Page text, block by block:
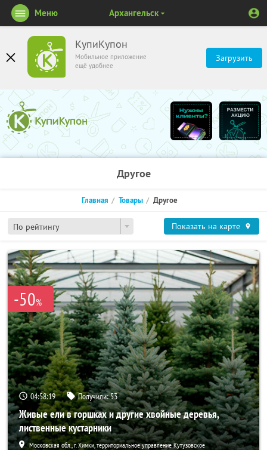
КупиКупон
Мобильное приложение
ещё удобнее
Загрузить
Меню Архангельск
Другое
По рейтингу
Главная Товары Другое
Показать на карте
-50%
04:58:18 Получили:53
Живые ели в горшках и другие хвойные деревья,
лиственные кустарники
Московская обл., г. Химки, территориальное управление Кутузовское